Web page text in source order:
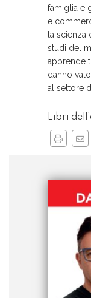
famiglia e
e
la scienza
studi del
apprende
danno
al settore
Libri